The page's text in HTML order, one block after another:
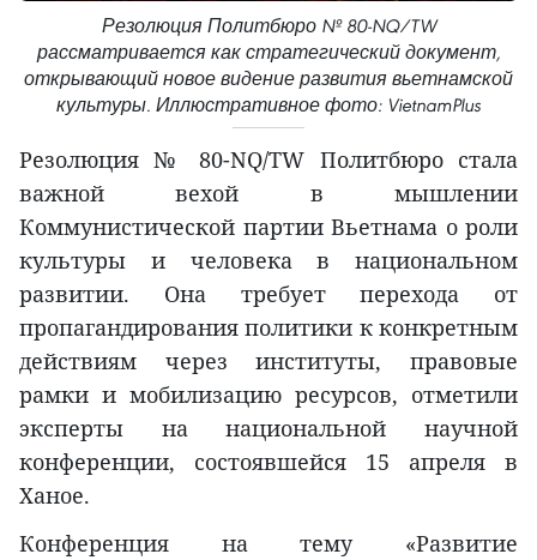
Резолюция Политбюро № 80-NQ/TW
рассматривается как стратегический документ,
открывающий новое видение развития вьетнамской
культуры. Иллюстративное фото: VietnamPlus
Резолюция № 80-NQ/TW Политбюро стала
важной вехой в мышлении
Коммунистической партии Вьетнама о роли
культуры и человека в национальном
развитии. Она требует перехода от
пропагандирования политики к конкретным
действиям через институты, правовые
рамки и мобилизацию ресурсов, отметили
эксперты на национальной научной
конференции, состоявшейся 15 апреля в
Ханое.
Конференция на тему «Развитие